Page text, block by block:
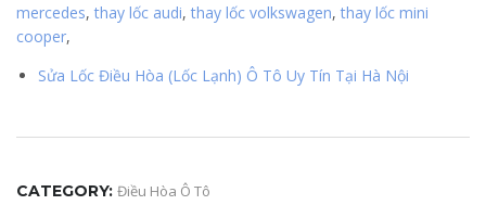
mercedes, thay lốc audi, thay lốc volkswagen, thay lốc mini
cooper,
Sửa Lốc Điều Hòa (Lốc Lạnh) Ô Tô Uy Tín Tại Hà Nội
CATEGORY: Điều Hòa Ô Tô